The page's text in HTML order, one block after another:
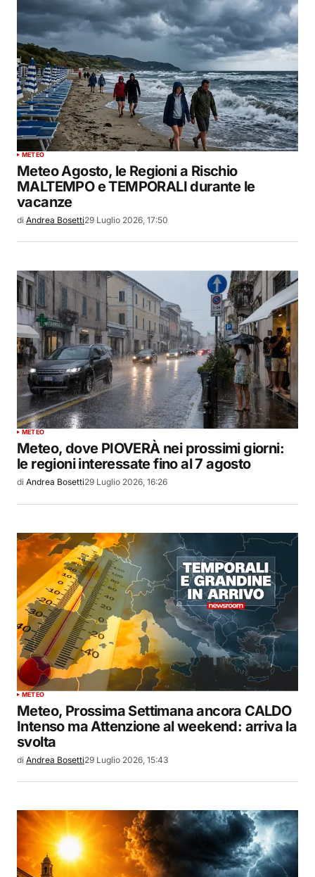
METEO
Meteo Agosto, le Regioni a Rischio
MALTEMPO e TEMPORALI durante le
vacanze
di Andrea Bosetti29 Luglio 2026, 17:50
METEO
Meteo, dove PIOVERÀ nei prossimi giorni:
le regioni interessate fino al 7 agosto
di Andrea Bosetti29 Luglio 2026, 16:26
METEO
Meteo, Prossima Settimana ancora CALDO
Intenso ma Attenzione al weekend: arriva la
svolta
di Andrea Bosetti29 Luglio 2026, 15:43